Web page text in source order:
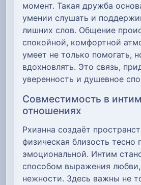
момент. Такая дружба
умении слушать и
лишних слов. Общение
спокойной, комфортной
умеет не только помогать,
вдохновлять. Это связь,
уверенность и душевное
Совместимость в
отношениях
Рхианна создаёт
физическая близость тесно
эмоциональной. Интим
способом выражения
нежности. Здесь важны не